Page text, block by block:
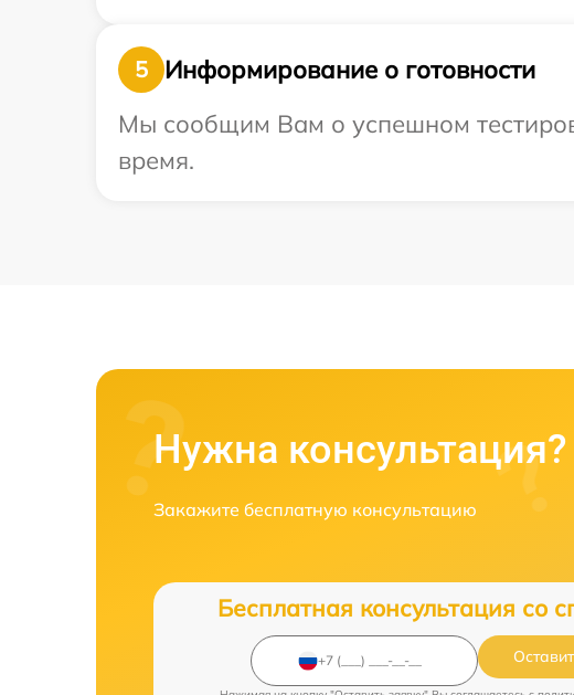
5
Информирование о готовности
Мы сообщим Вам о успешном
время.
Нужна консультация?
Закажите бесплатную консультацию
Бесплатная консультация со